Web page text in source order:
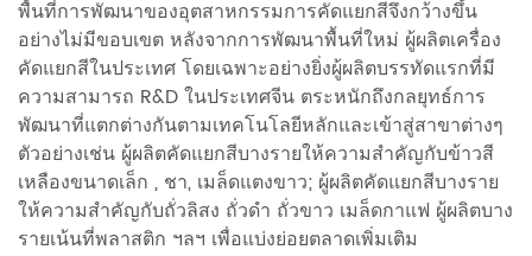
พื้นที่การพัฒนาของอุตสาหกรรมการคัดแยกสีจึงกว้างขึ้น
อย่างไม่มีขอบเขต หลังจากการพัฒนาพื้นที่ใหม่ ผู้ผลิตเครื่อง
คัดแยกสีในประเทศ โดยเฉพาะอย่างยิ่งผู้ผลิตบรรทัดแรกที่มี
ความสามารถ R&D ในประเทศจีน ตระหนักถึงกลยุทธ์การ
พัฒนาที่แตกต่างกันตามเทคโนโลยีหลักและเข้าสู่สาขาต่างๆ
ตัวอย่างเช่น ผู้ผลิตคัดแยกสีบางรายให้ความสำคัญกับข้าวสี
เหลืองขนาดเล็ก , ชา, เมล็ดแตงขาว; ผู้ผลิตคัดแยกสีบางราย
ให้ความสำคัญกับถั่วลิสง ถั่วดำ ถั่วขาว เมล็ดกาแฟ ผู้ผลิตบาง
รายเน้นที่พลาสติก ฯลฯ เพื่อแบ่งย่อยตลาดเพิ่มเติม